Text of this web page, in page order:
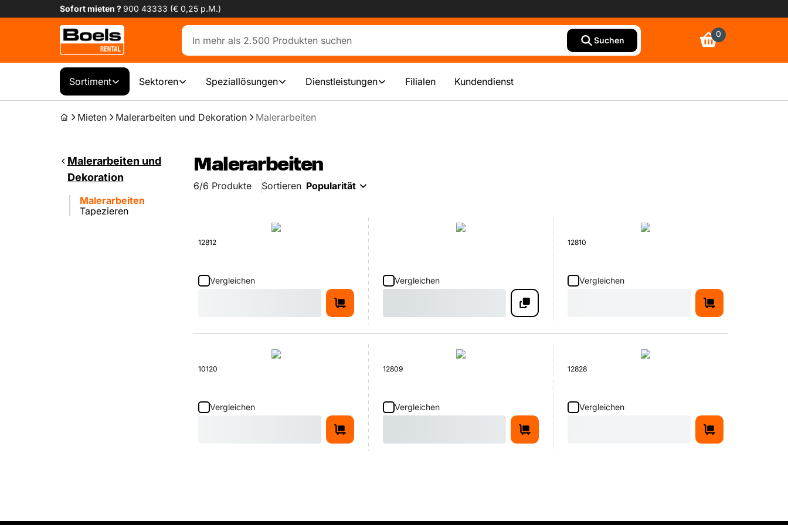
Sofort mieten ?900 43333 (€ 0,25 p.M.)
Suchen
0
Sortiment Sektoren Speziallösungen Dienstleistungen Filialen Kundendienst
Mieten Malerarbeiten und Dekoration Malerarbeiten
Malerarbeiten
6/6 Produkte Sortieren Popularität
12812
Vergleichen Vergleichen
12810
Vergleichen
10120
Vergleichen
12809
Vergleichen
12828
Vergleichen
Malerarbeiten und
Dekoration
Malerarbeiten
Tapezieren